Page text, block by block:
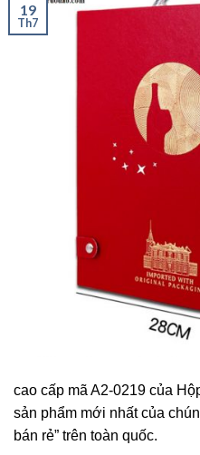
19
Th7
cao cấp mã A2-0219 của
sản phẩm mới nhất của
bán rẻ” trên toàn quốc.